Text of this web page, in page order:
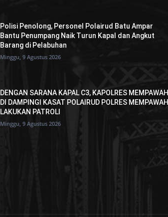
Polisi Penolong, Personel Polairud Batu Ampar
Bantu Penumpang Naik Turun Kapal dan Angkut
Barang di Pelabuhan
Minggu, 9 Agustus 2026
DENGAN SARANA KAPAL C3, KAPOLRES MEMPAWAH
DI DAMPINGI KASAT POLAIRUD POLRES MEMPAWAH
LAKUKAN PATROLI
Minggu, 9 Agustus 2026